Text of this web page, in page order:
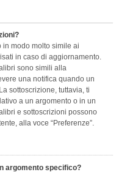
in modo molto simile ai
in caso di aggiornamento.
sono simili alla
una notifica quando un
sottoscrizione, tuttavia, ti
a un argomento o in un
e sottoscrizioni possono
alla voce “Preferenze”.
argomento specifico?